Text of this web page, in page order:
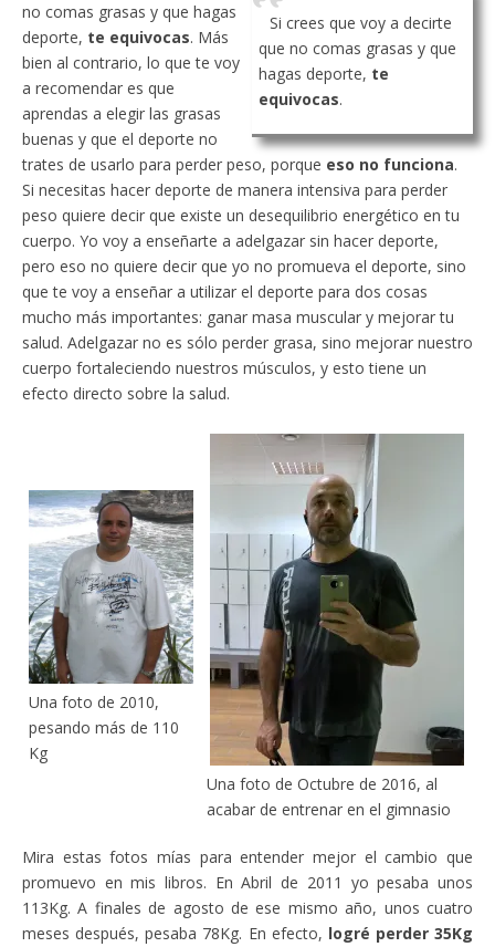
Si crees que voy a decirte
que no comas grasas y que
hagas deporte, te
equivocas.
no comas grasas y que hagas
deporte, te equivocas. Más
bien al contrario, lo que te voy
a recomendar es que
aprendas a elegir las grasas
buenas y que el deporte no
trates de usarlo para perder peso, porque eso no funciona.
Si necesitas hacer deporte de manera intensiva para perder
peso quiere decir que existe un desequilibrio energético en tu
cuerpo. Yo voy a enseñarte a adelgazar sin hacer deporte,
pero eso no quiere decir que yo no promueva el deporte, sino
que te voy a enseñar a utilizar el deporte para dos cosas
mucho más importantes: ganar masa muscular y mejorar tu
salud. Adelgazar no es sólo perder grasa, sino mejorar nuestro
cuerpo fortaleciendo nuestros músculos, y esto tiene un
efecto directo sobre la salud.
Una foto de 2010,
pesando más de 110
Kg
Una foto de Octubre de 2016, al
acabar de entrenar en el gimnasio
Mira estas fotos mías para entender mejor el cambio que
promuevo en mis libros. En Abril de 2011 yo pesaba unos
113Kg. A finales de agosto de ese mismo año, unos cuatro
meses después, pesaba 78Kg. En efecto, logré perder 35Kg